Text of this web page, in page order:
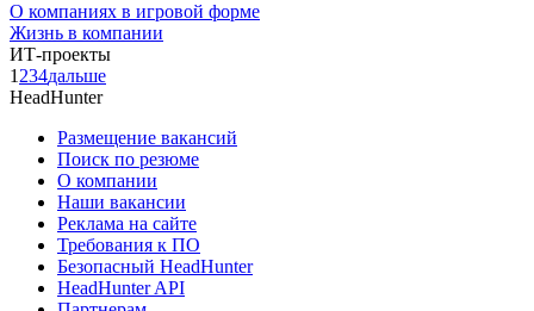
О компаниях в игровой форме
Жизнь в компании
ИТ-проекты
1 234дальше
HeadHunter
Размещение вакансий
Поиск по резюме
О компании
Наши вакансии
Реклама на сайте
Требования к ПО
Безопасный HeadHunter
HeadHunter API